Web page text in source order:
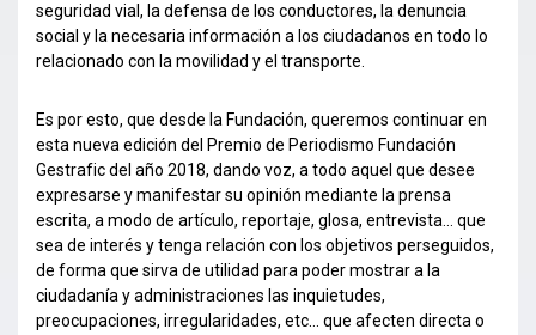
seguridad vial, la defensa de los conductores, la denuncia
social y la necesaria información a los ciudadanos en todo lo
relacionado con la movilidad y el transporte.
Es por esto, que desde la Fundación, queremos continuar en
esta nueva edición del Premio de Periodismo Fundación
Gestrafic del año 2018, dando voz, a todo aquel que desee
expresarse y manifestar su opinión mediante la prensa
escrita, a modo de artículo, reportaje, glosa, entrevista… que
sea de interés y tenga relación con los objetivos perseguidos,
de forma que sirva de utilidad para poder mostrar a la
ciudadanía y administraciones las inquietudes,
preocupaciones, irregularidades, etc… que afecten directa o